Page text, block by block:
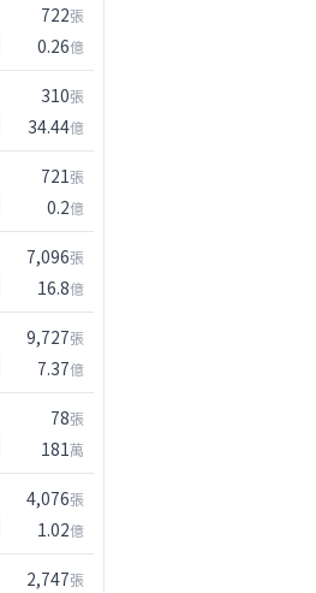
722張
0.26億
310張
34.44億
721張
0.2億
7,096張
16.8億
9,727張
7.37億
78張
181萬
4,076張
1.02億
2,747張